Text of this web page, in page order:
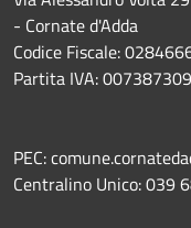
- Cornate d'Adda
Codice Fiscale:
Partita IVA:
PEC:
Centralino Unico: 039